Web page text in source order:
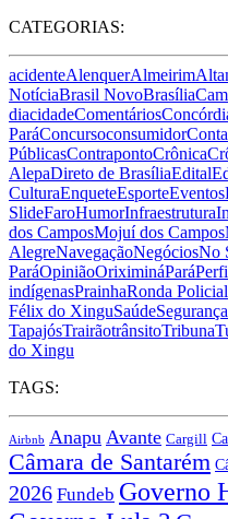
CATEGORIAS:
acidenteAlenquerAlmeirim
NotíciaBrasil NovoBrasília
diacidadeComentários
ParáConcursoconsumidor
PúblicasContrapontoCrônica
AlepaDireto de BrasíliaEdital
CulturaEnqueteEsporteEventos
SlideFaroHumorInfraestrutura
dos CamposMojuí dos Campos
AlegreNavegaçãoNegóciosNo
ParáOpiniãoOriximináPará
indígenasPrainhaRonda Policial
Félix do XinguSaúde
TapajósTrairãotrânsitoTribuna
do Xingu
TAGS:
Airbnb Anapu Avante Cargill
Câmara de Santarém
2026 Fundeb Governo